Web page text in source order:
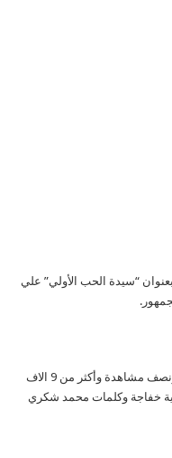
“سيدة الحب الأولي” علي
وحققت الأغنية رواجا كبيرا بمجرد طرحها علي منصة “انستجرام” حيث حققت مليون ونصف مشاهدة وأكثر من 9 الاف
آية خفاجة وكلمات محمد شكري